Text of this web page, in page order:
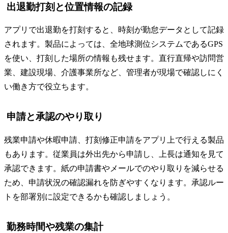
出退勤打刻と位置情報の記録
アプリで出退勤を打刻すると、時刻が勤怠データとして記録
されます。製品によっては、全地球測位システムであるGPS
を使い、打刻した場所の情報も残せます。直行直帰や訪問営
業、建設現場、介護事業所など、管理者が現場で確認しにく
い働き方で役立ちます。
申請と承認のやり取り
残業申請や休暇申請、打刻修正申請をアプリ上で行える製品
もあります。従業員は外出先から申請し、上長は通知を見て
承認できます。紙の申請書やメールでのやり取りを減らせる
ため、申請状況の確認漏れを防ぎやすくなります。承認ルー
トを部署別に設定できるかも確認しましょう。
勤務時間や残業の集計